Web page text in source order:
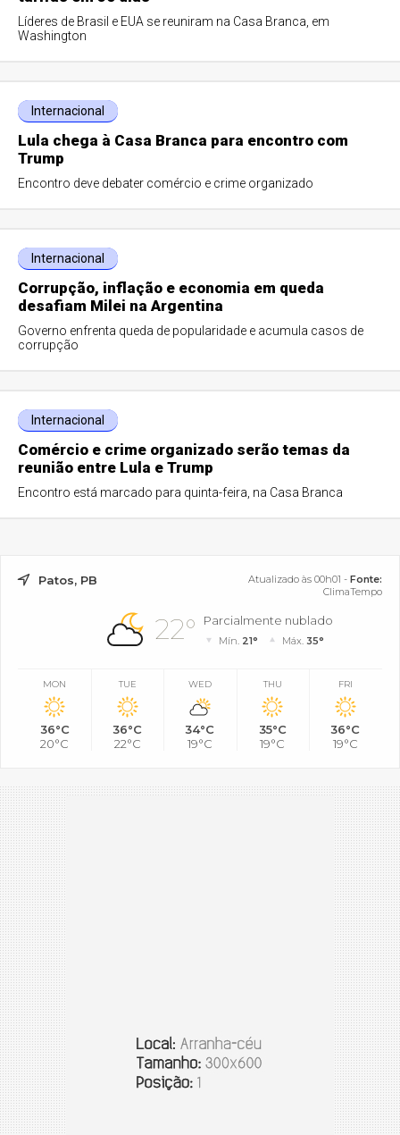
Líderes de Brasil e EUA se reuniram na Casa Branca, em
Washington
Internacional
Lula chega à Casa Branca para encontro com
Trump
Encontro deve debater comércio e crime organizado
Internacional
Corrupção, inflação e economia em queda
desafiam Milei na Argentina
Governo enfrenta queda de popularidade e acumula casos de
corrupção
Internacional
Comércio e crime organizado serão temas da
reunião entre Lula e Trump
Encontro está marcado para quinta-feira, na Casa Branca
Patos, PB Atualizado às 00h01 - Fonte:
ClimaTempo
22° Parcialmente nublado
Mín. 21° Máx. 35°
MON
36°C
20°C
TUE
36°C
22°C
WED
34°C
19°C
THU
35°C
19°C
FRI
36°C
19°C